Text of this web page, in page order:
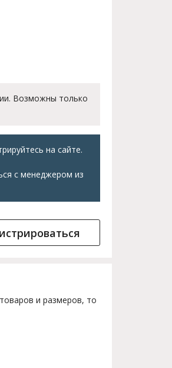
Возможны только
на сайте.
с менеджером из
и размеров, то